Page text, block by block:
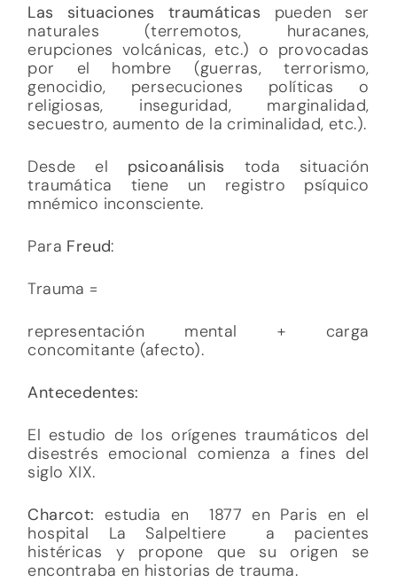
Las situaciones traumáticas pueden ser
naturales (terremotos, huracanes,
erupciones volcánicas, etc.) o provocadas
por el hombre (guerras, terrorismo,
genocidio, persecuciones políticas o
religiosas, inseguridad, marginalidad,
secuestro, aumento de la criminalidad, etc.).
Desde el psicoanálisis toda situación
traumática tiene un registro psíquico
mnémico inconsciente.
Para Freud:
Trauma =
representación mental + carga
concomitante (afecto).
Antecedentes:
El estudio de los orígenes traumáticos del
disestrés emocional comienza a fines del
siglo XIX.
Charcot: estudia en 1877 en Paris en el
hospital La Salpeltiere a pacientes
histéricas y propone que su origen se
encontraba en historias de trauma.